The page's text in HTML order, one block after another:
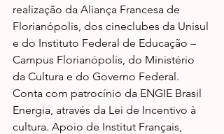
realização da Aliança Francesa de
Florianópolis, dos cineclubes da Unisul
e do Instituto Federal de Educação –
Campus Florianópolis, do Ministério
da Cultura e do Governo Federal.
Conta com patrocínio da ENGIE Brasil
Energia, através da Lei de Incentivo à
cultura. Apoio de Institut Français,